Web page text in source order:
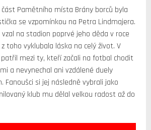
Pamětního místa Brány borců byla
se vzpomínkou na Petra Lindmajera.
na stadion poprvé jeho děda v roce
toho vyklubala láska na celý život. V
mezi ty, kteří začali na fotbal chodit
a nevynechal ani vzdálené duely
Fanoušci si jej následně vybrali jako
klub mu dělal velkou radost až do